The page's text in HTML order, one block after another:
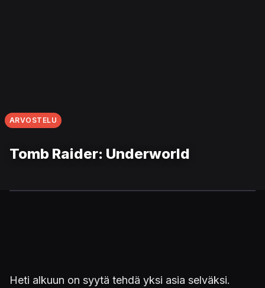
ARVOSTELU
Tomb Raider: Underworld
Heti alkuun on syytä tehdä yksi asia selväksi.